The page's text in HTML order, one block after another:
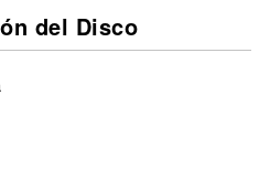
del Disco